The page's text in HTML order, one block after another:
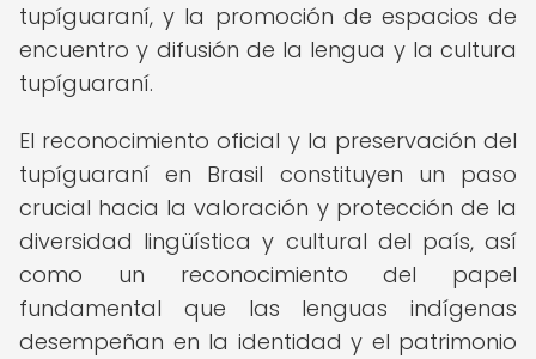
tupíguaraní, y la promoción de espacios de
encuentro y difusión de la lengua y la cultura
tupíguaraní.
El reconocimiento oficial y la preservación del
tupíguaraní en Brasil constituyen un paso
crucial hacia la valoración y protección de la
diversidad lingüística y cultural del país, así
como un reconocimiento del papel
fundamental que las lenguas indígenas
desempeñan en la identidad y el patrimonio